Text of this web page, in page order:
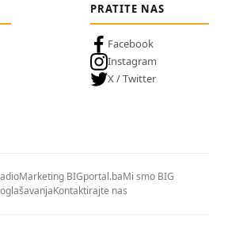
PRATITE NAS
Facebook
Instagram
X / Twitter
Marketing BIGportal.baMi smo BIG
Kontaktirajte nas